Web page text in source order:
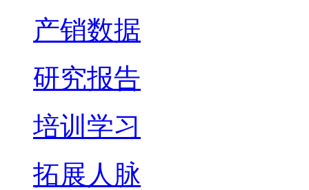
产销数据
研究报告
培训学习
拓展人脉